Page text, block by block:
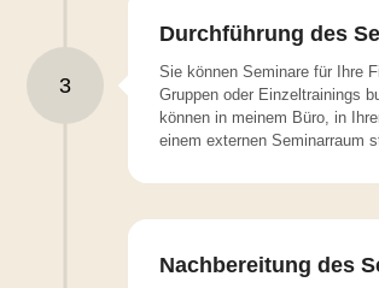
Durchführung des
Sie können Seminare für Ihre
Gruppen oder Einzeltrainings
können in meinem Büro, in
einem externen Seminarraum
3
Nachbereitung des